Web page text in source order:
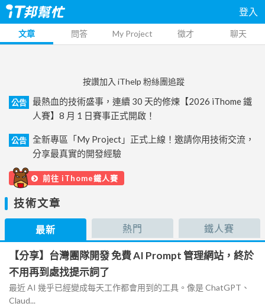
登入
文章 問答 My Project 徵才 聊天
按讚加入 iThelp 粉絲團追蹤
公告
最熱血的技術盛事，連續 30 天的修煉【2026 iThome 鐵
人賽】8 月 1 日賽事正式開啟！
公告
全新專區「My Project」正式上線！邀請你用技術交流，
分享最真實的開發經驗
前往 iThome鐵人賽
技術文章
最新 熱門 鐵人賽
【分享】台灣團隊開發 免費 AI Prompt 管理網站，終於
不用再到處找提示詞了
最近 AI 幾乎已經變成每天工作都會用到的工具。像是 ChatGPT、
Claud...